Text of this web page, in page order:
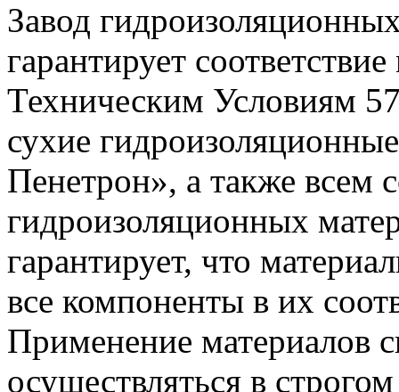
Завод
гарантирует
Техническим Условиям
сухие
Пенетрон», а также всем
гидроизоляционных
гарантирует, что
все компоненты в их
Применение материалов
осуществляться в